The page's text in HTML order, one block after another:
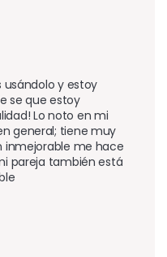
usándolo y estoy
se que estoy
Lo noto en mi
general; tiene muy
inmejorable me hace
pareja también está